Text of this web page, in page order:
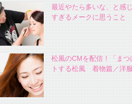
最近やたら多いな、と感
すぎるメークに思うこと
松風のCMを配信！「ま
トする松風 着物篇／洋